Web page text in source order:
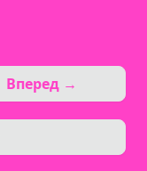
Вперед →